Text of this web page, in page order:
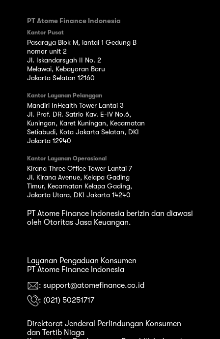
PT Atome Finance Indonesia
Kantor Pusat
Pasaraya Blok M, lantai 1 Gedung B
nomor unit 2
Jl. Iskandarsyah II No. 2
Melawai, Kebayoran Baru
Jakarta Selatan 12160
Kantor Layanan Pelanggan
Mandiri InHealth Tower Lantai 3
Jl. Prof. DR. Satrio Kav. E-IV No.6,
Kuningan, Karet Kuningan, Kecamatan
Setiabudi, Kota Jakarta Selatan, DKI
Jakarta 12940
Kantor Layanan Operasional
Kirana Three Office Tower Lantai 7
Jl. Kirana Avenue, Kelapa Gading
Timur, Kecamatan Kelapa Gading,
Jakarta Utara, DKI Jakarta 14240
PT Atome Finance Indonesia berizin dan diawasi
oleh Otoritas Jasa Keuangan.
Layanan Pengaduan Konsumen
PT Atome Finance Indonesia
: support@atomefinance.co.id
: (021) 50251717
Direktorat Jenderal Perlindungan Konsumen
dan Tertib Niaga